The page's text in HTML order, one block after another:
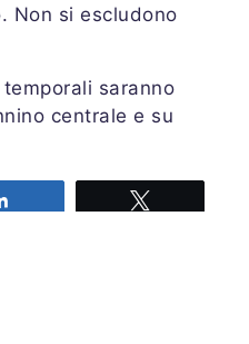
Non si escludono
saranno
centrale e su